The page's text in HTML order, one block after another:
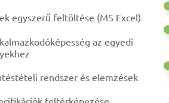
egyszerű feltöltése (MS Excel)
az egyedi
rendszer és elemzések
feltérképezése